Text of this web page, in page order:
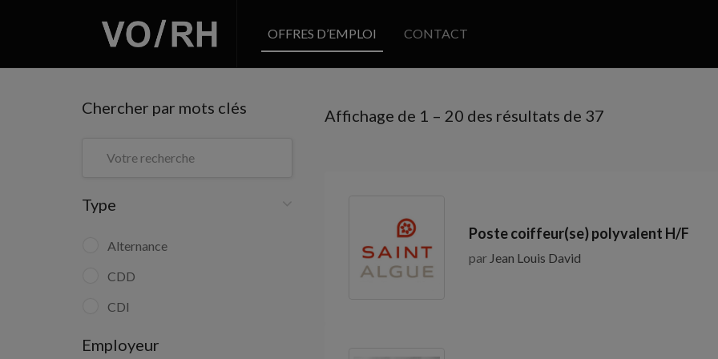
OFFRES D’EMPLOI CONTACT
Chercher par mots clés
Type
Alternance
CDD
CDI
Employeur
Affichage de 1 – 20 des résultats de 37
Poste coiffeur(se) polyvalent H/F
par Jean Louis David